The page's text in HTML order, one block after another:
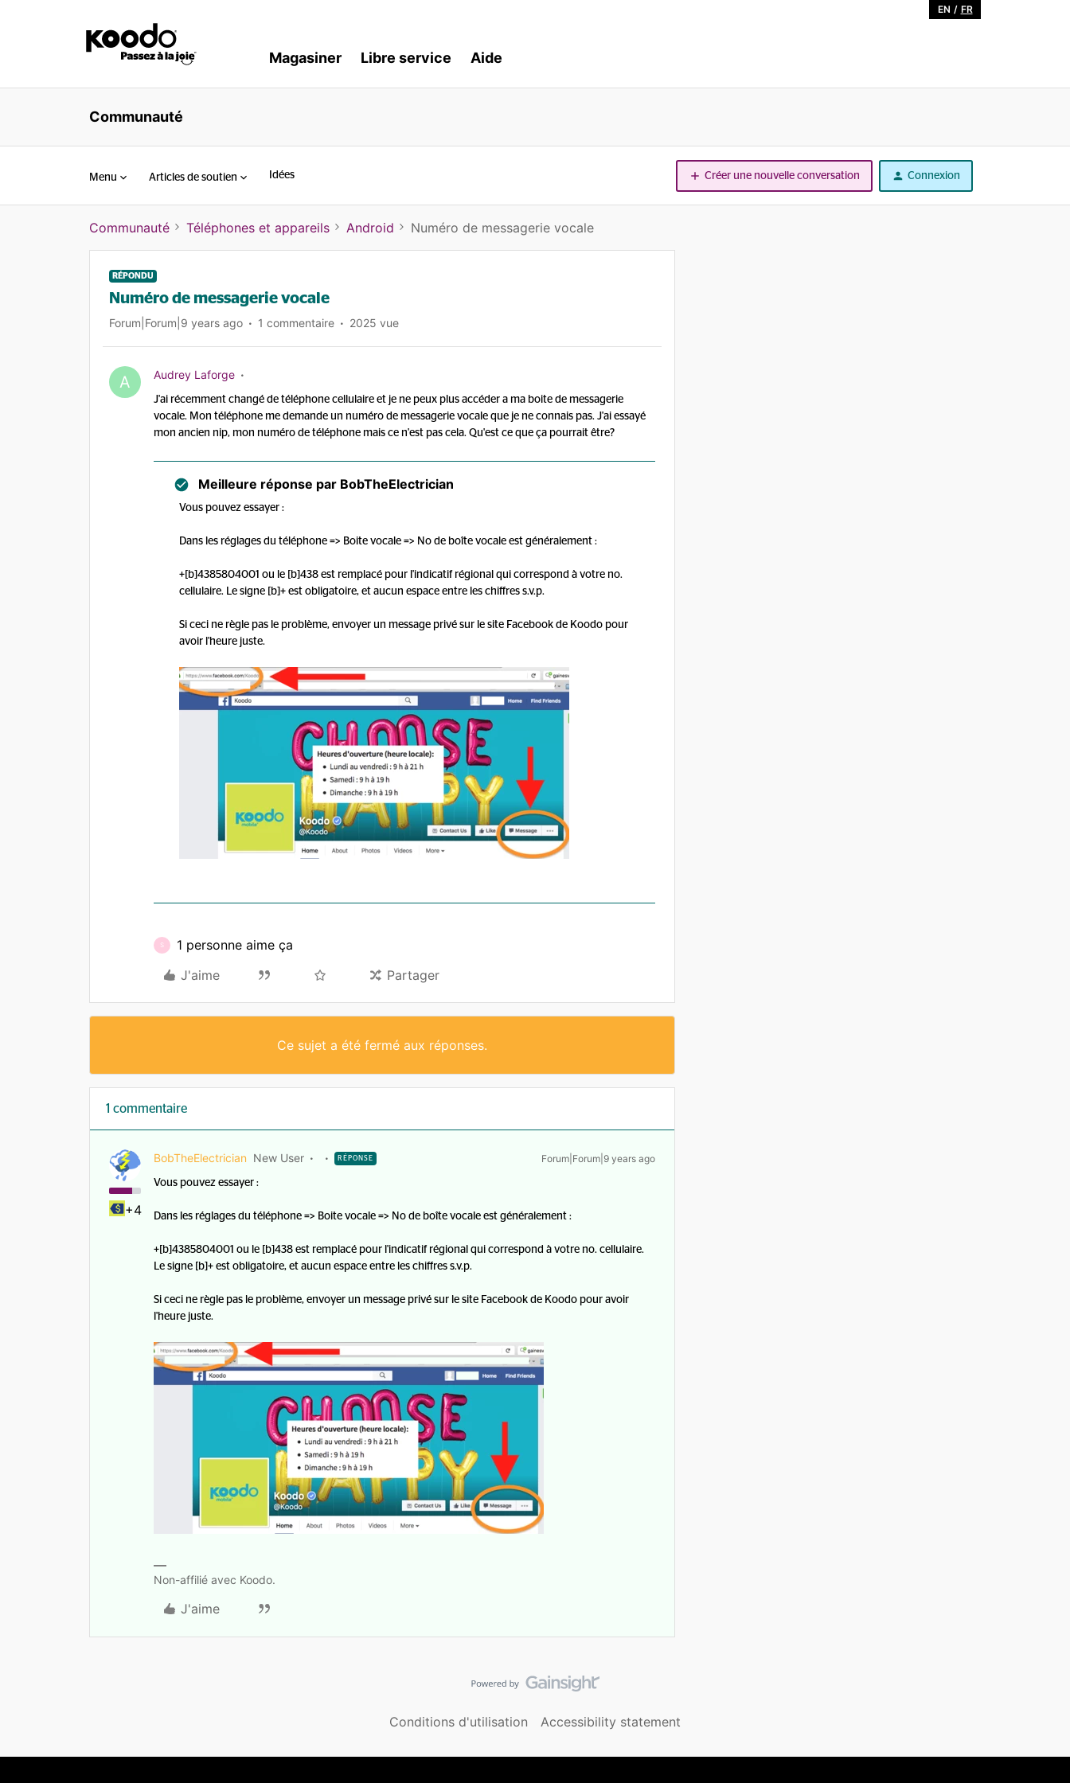
EN / FR
Magasiner Libre service Aide
Communauté
Menu Articles de soutien Idées Créer une nouvelle conversation Connexion
Communauté Téléphones et appareils Android Numéro de messagerie vocale
RÉPONDU
Numéro de messagerie vocale
Forum|Forum|9 years ago 1 commentaire 2025 vue
A Audrey Laforge
J'ai récemment changé de téléphone cellulaire et je ne peux plus accéder a ma boite de messagerie
vocale. Mon téléphone me demande un numéro de messagerie vocale que je ne connais pas. J'ai essayé
mon ancien nip, mon numéro de téléphone mais ce n'est pas cela. Qu'est ce que ça pourrait être?
Meilleure réponse par BobTheElectrician
Vous pouvez essayer :
Dans les réglages du téléphone => Boite vocale => No de boîte vocale est généralement :
+[b]4385804001 ou le [b]438 est remplacé pour l'indicatif régional qui correspond à votre no.
cellulaire. Le signe [b]+ est obligatoire, et aucun espace entre les chiffres s.v.p.
Si ceci ne règle pas le problème, envoyer un message privé sur le site Facebook de Koodo pour
avoir l'heure juste.
S
1 personne aime ça
J'aime
Partager
Ce sujet a été fermé aux réponses.
1 commentaire
+4
BobTheElectrician New User RÉPONSE Forum|Forum|9 years ago
Vous pouvez essayer :
Dans les réglages du téléphone => Boite vocale => No de boîte vocale est généralement :
+[b]4385804001 ou le [b]438 est remplacé pour l'indicatif régional qui correspond à votre no. cellulaire.
Le signe [b]+ est obligatoire, et aucun espace entre les chiffres s.v.p.
Si ceci ne règle pas le problème, envoyer un message privé sur le site Facebook de Koodo pour avoir
l'heure juste.
Non-affilié avec Koodo.
J'aime
Conditions d'utilisation Accessibility statement